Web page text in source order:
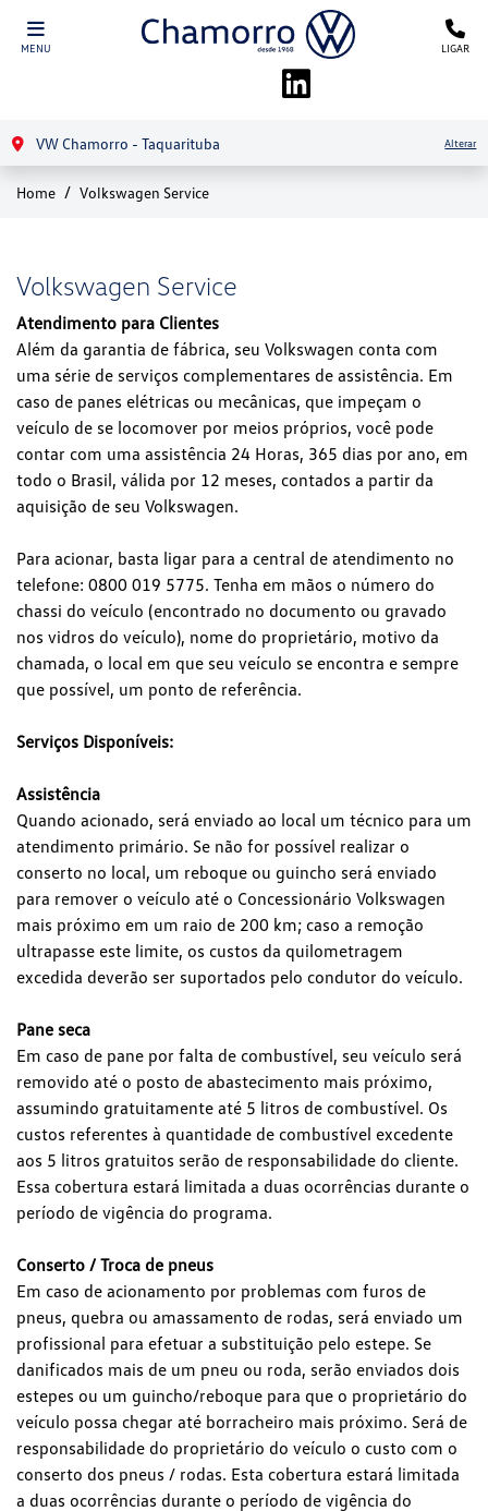
MENU LIGAR
VW Chamorro - Taquarituba Alterar
Home Volkswagen Service
Volkswagen Service
Atendimento para Clientes
Além da garantia de fábrica, seu Volkswagen conta com
uma série de serviços complementares de assistência. Em
caso de panes elétricas ou mecânicas, que impeçam o
veículo de se locomover por meios próprios, você pode
contar com uma assistência 24 Horas, 365 dias por ano, em
todo o Brasil, válida por 12 meses, contados a partir da
aquisição de seu Volkswagen.
Para acionar, basta ligar para a central de atendimento no
telefone: 0800 019 5775. Tenha em mãos o número do
chassi do veículo (encontrado no documento ou gravado
nos vidros do veículo), nome do proprietário, motivo da
chamada, o local em que seu veículo se encontra e sempre
que possível, um ponto de referência.
Serviços Disponíveis:
Assistência
Quando acionado, será enviado ao local um técnico para um
atendimento primário. Se não for possível realizar o
conserto no local, um reboque ou guincho será enviado
para remover o veículo até o Concessionário Volkswagen
mais próximo em um raio de 200 km; caso a remoção
ultrapasse este limite, os custos da quilometragem
excedida deverão ser suportados pelo condutor do veículo.
Pane seca
Em caso de pane por falta de combustível, seu veículo será
removido até o posto de abastecimento mais próximo,
assumindo gratuitamente até 5 litros de combustível. Os
custos referentes à quantidade de combustível excedente
aos 5 litros gratuitos serão de responsabilidade do cliente.
Essa cobertura estará limitada a duas ocorrências durante o
período de vigência do programa.
Conserto / Troca de pneus
Em caso de acionamento por problemas com furos de
pneus, quebra ou amassamento de rodas, será enviado um
profissional para efetuar a substituição pelo estepe. Se
danificados mais de um pneu ou roda, serão enviados dois
estepes ou um guincho/reboque para que o proprietário do
veículo possa chegar até borracheiro mais próximo. Será de
responsabilidade do proprietário do veículo o custo com o
conserto dos pneus / rodas. Esta cobertura estará limitada
a duas ocorrências durante o período de vigência do